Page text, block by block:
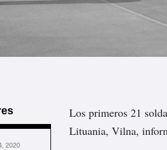
2020
Los primeros 21
Lituania, Vilna,